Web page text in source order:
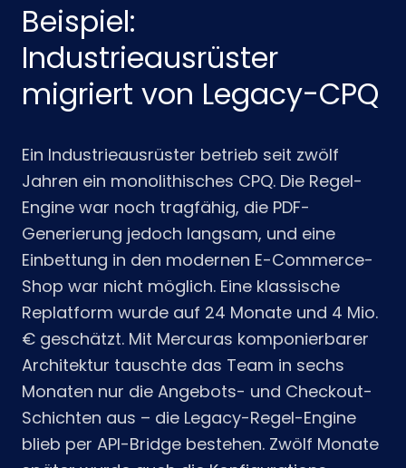
Beispiel:
Industrieausrüster
migriert von Legacy-CPQ
Ein Industrieausrüster betrieb seit zwölf
Jahren ein monolithisches CPQ. Die Regel-
Engine war noch tragfähig, die PDF-
Generierung jedoch langsam, und eine
Einbettung in den modernen E-Commerce-
Shop war nicht möglich. Eine klassische
Replatform wurde auf 24 Monate und 4 Mio.
€ geschätzt. Mit Mercuras komponierbarer
Architektur tauschte das Team in sechs
Monaten nur die Angebots- und Checkout-
Schichten aus – die Legacy-Regel-Engine
blieb per API-Bridge bestehen. Zwölf Monate